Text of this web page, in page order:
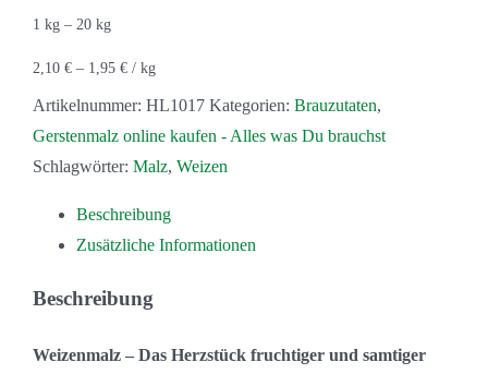
1 kg – 20 kg
2,10 € – 1,95 € / kg
Artikelnummer: HL1017 Kategorien: Brauzutaten,
Gerstenmalz online kaufen - Alles was Du brauchst
Schlagwörter: Malz, Weizen
Beschreibung
Zusätzliche Informationen
Beschreibung
Weizenmalz – Das Herzstück fruchtiger und samtiger